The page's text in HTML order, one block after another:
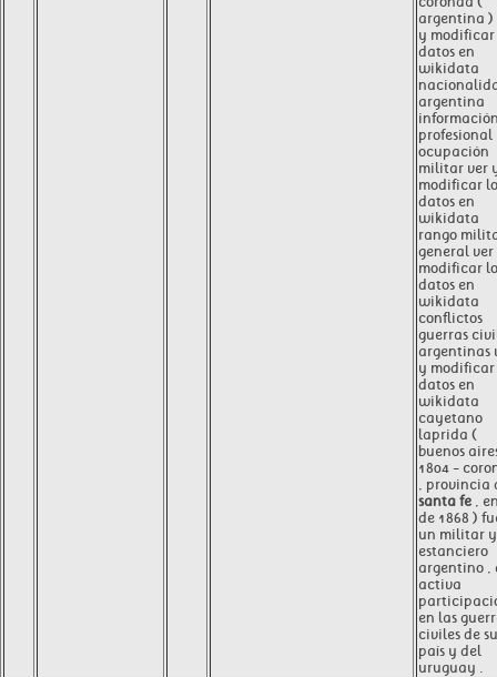
argentina )
y modificar
datos en
wikidata
argentina
profesional
ocupación
militar ver
modificar
datos en
wikidata
rango
general ver
modificar
datos en
wikidata
conflictos
guerras
argentinas
y modificar
datos en
wikidata
cayetano
laprida (
buenos
1804 -
, provincia
santa fe ,
de 1868 )
un militar y
estanciero
argentino ,
activa
en las
civiles de su
país y del
uruguay .